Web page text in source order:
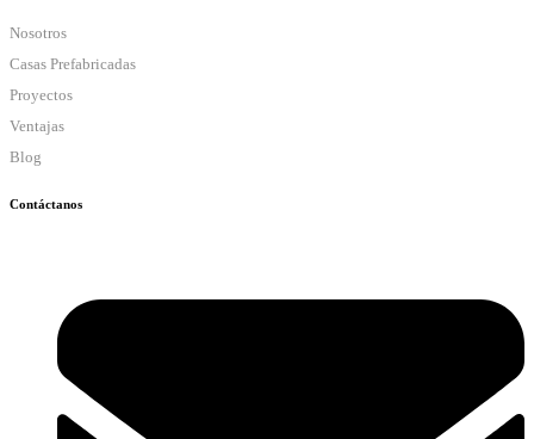
Nosotros
Casas Prefabricadas
Proyectos
Ventajas
Blog
Contáctanos